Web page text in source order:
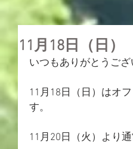
11月18日（日
いつもありがとうござ
11月18日（日）はオ
す。
11月20日（火）より